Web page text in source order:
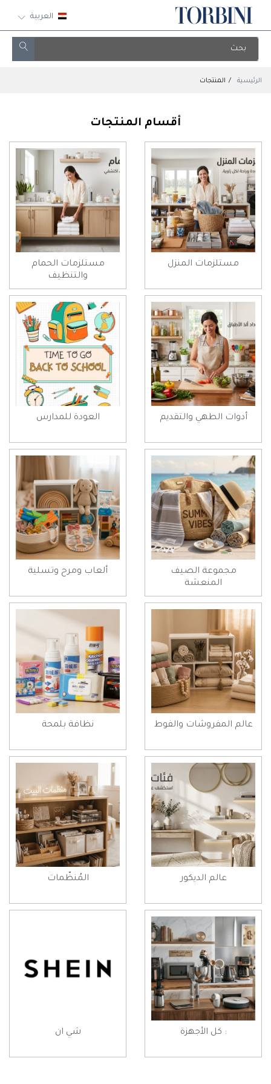
العربية
الرئيسية المنتجات
أقسام المنتجات
مستلزمات المنزل
مستلزمات الحمام
والتنظيف
أدوات الطهي والتقديم العودة للمدارس
مجموعة الصيف
المنعشة
ألعاب ومرح وتسلية
عالم المفروشات والفوط نظافة بلمحة
عالم الديكور المُنظّمات
: كل الأجهزة شي ان